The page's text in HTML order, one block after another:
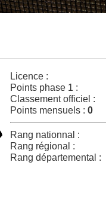
Licence :
Points phase 1 :
Classement officiel :
Points mensuels : 0
Rang nationnal :
Rang régional :
Rang départemental :